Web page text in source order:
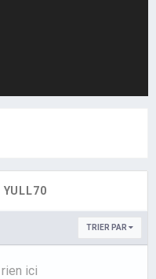
YULL70
TRIER PAR
rien ici